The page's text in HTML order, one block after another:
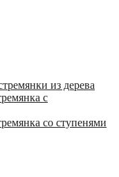
из дерева
с
со ступенями